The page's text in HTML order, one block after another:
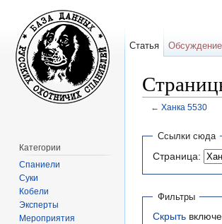
← Ханка 5530
Ссылки сюда
Страница:
Фильтры
Скрыть
Статья Обсуждение
Категории
Спаниели
Суки
Кобели
Эксперты
Мероприятия